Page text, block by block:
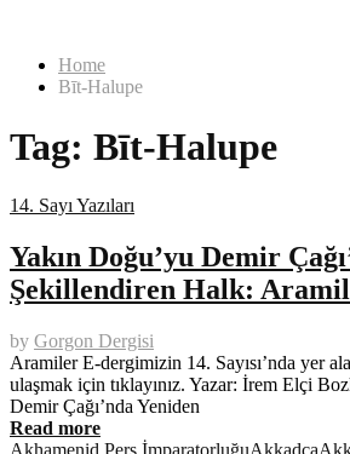
Home
Bīt-Halupe
Tag: Bīt-Halupe
14. Sayı Yazıları
Yakın Doğu’yu Demir
Şekillendiren Halk:
by Gorgon Dergisi
Aramiler E-dergimizin 14. Sayısı’nda yer
ulaşmak için tıklayınız. Yazar: İrem Elçi
Demir Çağı’nda Yeniden
Read more
Akhamenid Pers İmparatorluğuAkkadca